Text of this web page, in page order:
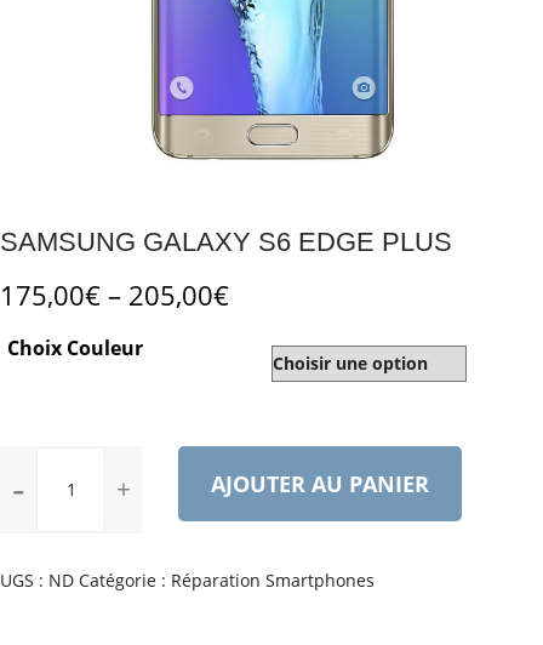
SAMSUNG GALAXY S6 EDGE PLUS
175,00€ – 205,00€
Choix Couleur
de
S6
AJOUTER AU PANIER
UGS : ND Catégorie : Réparation Smartphones